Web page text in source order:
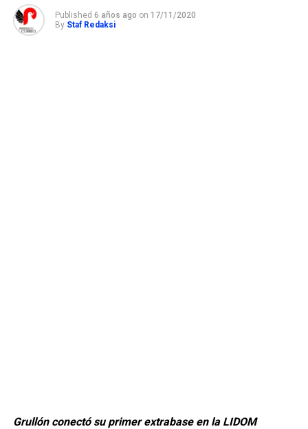
Published 6 años ago on 17/11/2020
By Staf Redaksi
Grullón conectó su primer extrabase en la LIDOM